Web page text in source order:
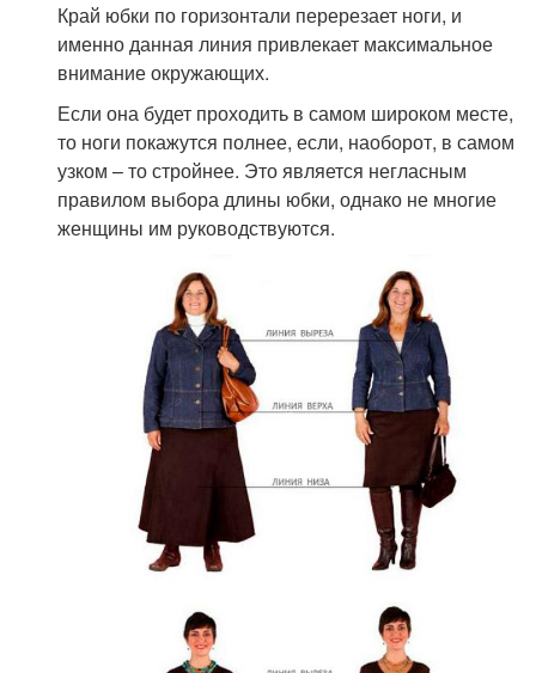
Край юбки по горизонтали перерезает ноги, и
именно данная линия привлекает максимальное
внимание окружающих.
Если она будет проходить в самом широком месте,
то ноги покажутся полнее, если, наоборот, в самом
узком – то стройнее. Это является негласным
правилом выбора длины юбки, однако не многие
женщины им руководствуются.